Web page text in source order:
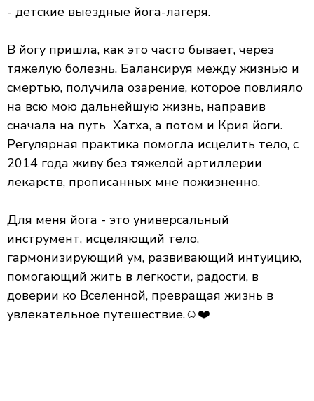
- детские выездные йога-лагеря.
В йогу пришла, как это часто бывает, через
тяжелую болезнь. Балансируя между жизнью и
смертью, получила озарение, которое повлияло
на всю мою дальнейшую жизнь, направив
сначала на путь Хатха, а потом и Крия йоги.
Регулярная практика помогла исцелить тело, с
2014 года живу без тяжелой артиллерии
лекарств, прописанных мне пожизненно.
Для меня йога - это универсальный
инструмент, исцеляющий тело,
гармонизирующий ум, развивающий интуицию,
помогающий жить в легкости, радости, в
доверии ко Вселенной, превращая жизнь в
увлекательное путешествие.☺️❤️